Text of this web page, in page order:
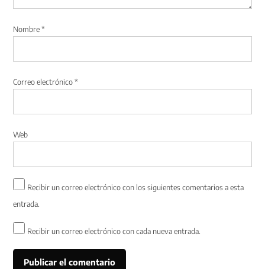
Nombre*
Correo electrónico*
Web
Recibir un correo electrónico con los siguientes comentarios a esta
entrada.
Recibir un correo electrónico con cada nueva entrada.